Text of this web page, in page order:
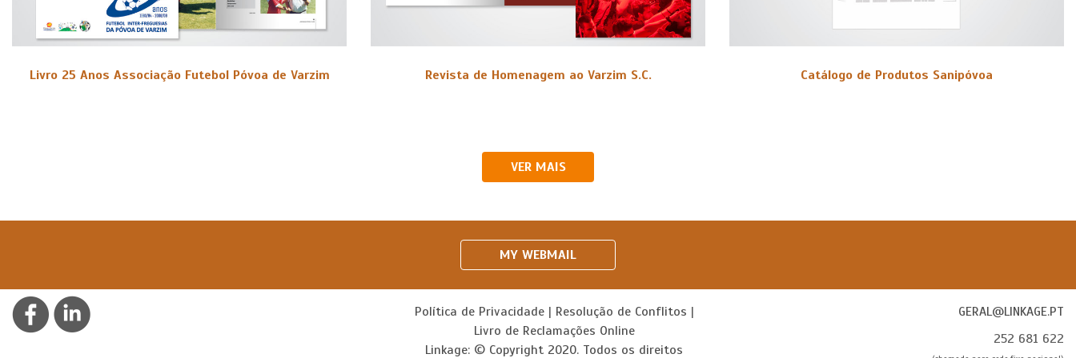
Livro 25 Anos Associação Futebol Póvoa de Varzim Revista de Homenagem ao Varzim S.C. Catálogo de Produtos Sanipóvoa
VER MAIS
MY WEBMAIL
Política de Privacidade| Resolução de Conflitos |
Livro de Reclamações Online
Linkage: © Copyright 2020. Todos os direitos
GERAL@LINKAGE.PT
252 681 622